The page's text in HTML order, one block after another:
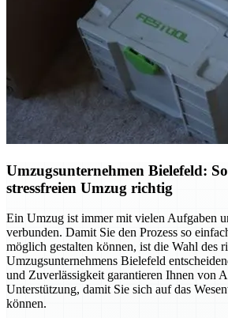
Umzugsunternehmen Bielefeld:
stressfreien Umzug richtig
Ein Umzug ist immer mit vielen Aufgaben
verbunden. Damit Sie den Prozess so
möglich gestalten können, ist die Wahl des
Umzugsunternehmens Bielefeld
und Zuverlässigkeit garantieren Ihnen von
Unterstützung, damit Sie sich auf das
können.